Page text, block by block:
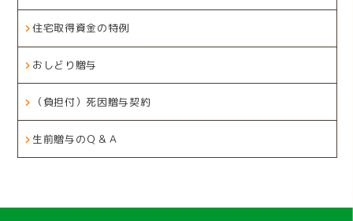
住宅取得資金の特例
おしどり贈与
（負担付）死因贈与契約
生前贈与のＱ＆Ａ